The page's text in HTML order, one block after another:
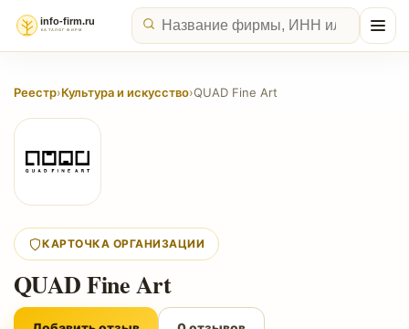
Реестр›Культура и искусство›QUAD Fine Art
КАРТОЧКА ОРГАНИЗАЦИИ
QUAD Fine Art